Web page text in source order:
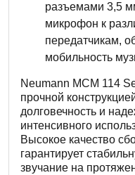
разъемами 3,5
микрофон к
передатчикам,
мобильность
Neumann MCM 114
прочной
долговечность и
интенсивного
Высокое качество
гарантирует
звучание на